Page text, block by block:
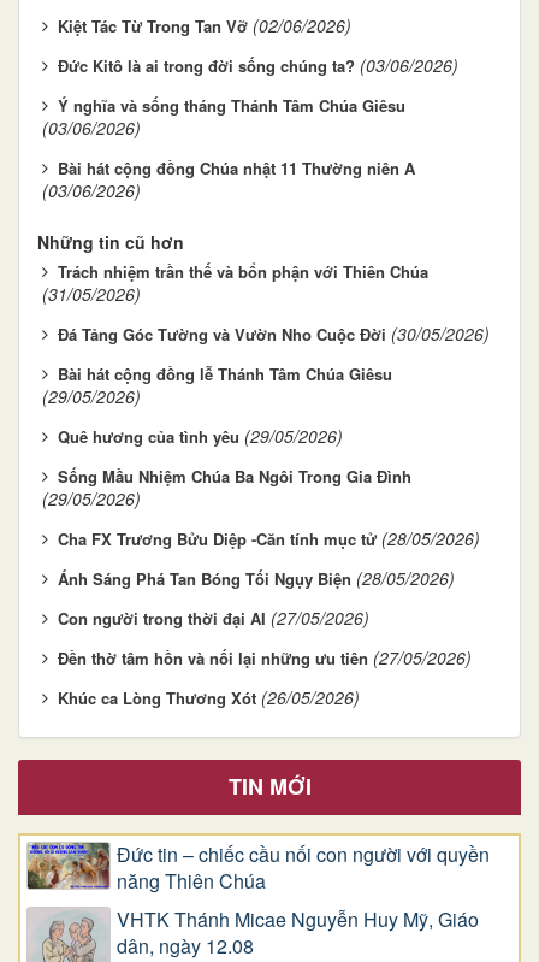
Kiệt Tác Từ Trong Tan Vỡ (02/06/2026)
Đức Kitô là ai trong đời sống chúng ta? (03/06/2026)
Ý nghĩa và sống tháng Thánh Tâm Chúa Giêsu
(03/06/2026)
Bài hát cộng đồng Chúa nhật 11 Thường niên A
(03/06/2026)
Những tin cũ hơn
Trách nhiệm trần thế và bổn phận với Thiên Chúa
(31/05/2026)
Đá Tảng Góc Tường và Vườn Nho Cuộc Đời (30/05/2026)
Bài hát cộng đồng lễ Thánh Tâm Chúa Giêsu
(29/05/2026)
Quê hương của tình yêu (29/05/2026)
Sống Mầu Nhiệm Chúa Ba Ngôi Trong Gia Đình
(29/05/2026)
Cha FX Trương Bửu Diệp -Căn tính mục tử (28/05/2026)
Ánh Sáng Phá Tan Bóng Tối Ngụy Biện (28/05/2026)
Con người trong thời đại AI (27/05/2026)
Đền thờ tâm hồn và nối lại những ưu tiên (27/05/2026)
Khúc ca Lòng Thương Xót (26/05/2026)
TIN MỚI
Đức tin – chiếc cầu nối con người với quyền
năng Thiên Chúa
VHTK Thánh Micae Nguyễn Huy Mỹ, Giáo
dân, ngày 12.08